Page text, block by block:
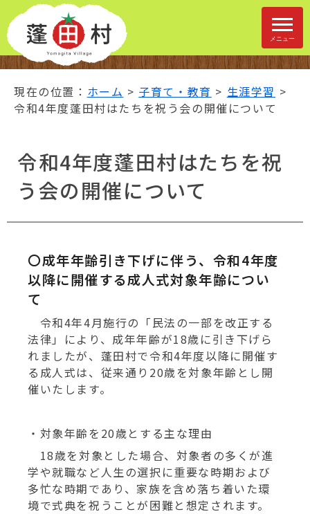
ビ
ゲ
ー
シ
ュ
メニュー
現在の位置： ホーム > 子育て・教育 > 生涯学習 >
令和4年度蓬田村はたちを祝う会の開催について
令和4年度蓬田村はたちを祝
う会の開催について
〇成年年齢引き下げに伴う、令和4年度
以降に開催する成人式対象年齢につい
て
令和4年4月施行の「民法の一部を改正する
法律」により、成年年齢が18歳に引き下げら
れましたが、蓬田村で令和4年度以降に開催す
る成人式は、従来通り20歳を対象年齢とし開
催いたします。
・対象年齢を20歳とする主な理由
18歳を対象とした場合、対象者の多くが進
学や就職など人生の選択に重要な時期および
多忙な時期であり、家族を含め落ち着いた環
境で式典を祝うことが困難と想定されます。